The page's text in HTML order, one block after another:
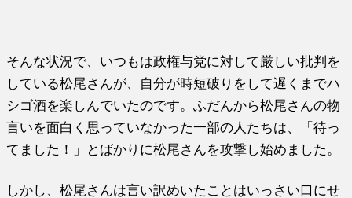
そんな状況で、いつもは政権与党に対して厳しい批判を
している松尾さんが、自分が時短破りをして遅くまでハ
シゴ酒を楽しんでいたのです。ふだんから松尾さんの物
言いを面白く思っていなかった一部の人たちは、「待っ
てました！」とばかりに松尾さんを攻撃し始めました。
しかし、松尾さんは言い訳めいたことはいっさい口にせ